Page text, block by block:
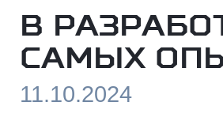
В
САМЫХ
11.10.2024